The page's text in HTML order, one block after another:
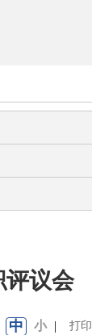
评议会
中 小 | 打印